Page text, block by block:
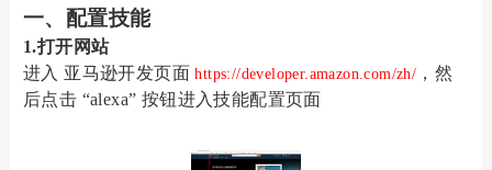
一、配置技能
1.打开网站
进入 亚马逊开发页面 https://developer.amazon.com/zh/ ，然
后点击 “alexa” 按钮进入技能配置页面